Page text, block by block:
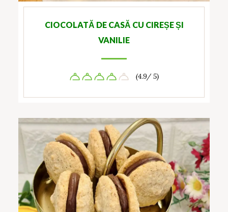
CIOCOLATĂ DE CASĂ CU CIREȘE ȘI
VANILIE
(4.9/ 5)